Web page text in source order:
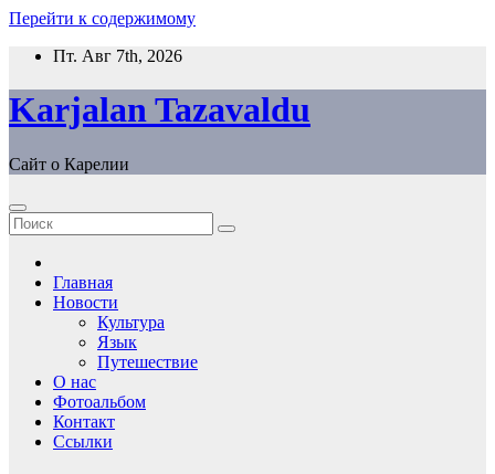
Перейти к содержимому
Пт. Авг 7th, 2026
Karjalan Tazavaldu
Сайт о Карелии
Главная
Новости
Культура
Язык
Путешествие
О нас
Фотоальбом
Контакт
Ссылки